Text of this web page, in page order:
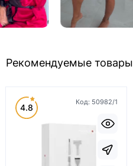
Рекомендуемые товары
Код: 50982/1
4.8